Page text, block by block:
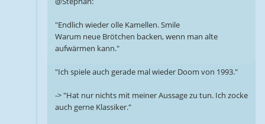
"Endlich wieder olle Kamellen. Smile
Warum neue Brötchen backen, wenn man alte
aufwärmen kann."
"Ich spiele auch gerade mal wieder Doom von 1993."
-> "Hat nur nichts mit meiner Aussage zu tun. Ich zocke
auch gerne Klassiker."